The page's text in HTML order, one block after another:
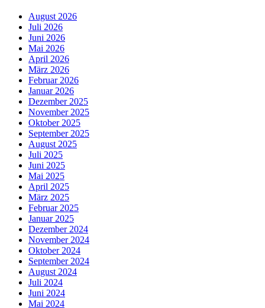
August 2026
Juli 2026
Juni 2026
Mai 2026
April 2026
März 2026
Februar 2026
Januar 2026
Dezember 2025
November 2025
Oktober 2025
September 2025
August 2025
Juli 2025
Juni 2025
Mai 2025
April 2025
März 2025
Februar 2025
Januar 2025
Dezember 2024
November 2024
Oktober 2024
September 2024
August 2024
Juli 2024
Juni 2024
Mai 2024